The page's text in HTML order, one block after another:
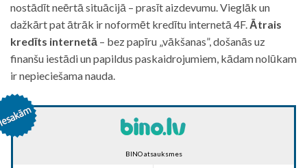
nostādīt neērtā situācijā – prasīt aizdevumu. Vieglāk un
dažkārt pat ātrāk ir noformēt kredītu internetā 4F. Ātrais
kredīts internetā – bez papīru „vākšanas”, došanās uz
finanšu iestādi un papildus paskaidrojumiem, kādam nolūkam
ir nepieciešama nauda.
BINO atsauksmes